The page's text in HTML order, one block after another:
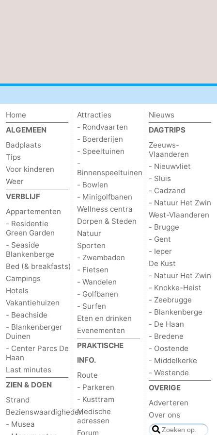
Home
ALGEMEEN
Badplaats
Tips
Voor kinderen
Weer
VERBLIJF
Appartementen
- Residentie
Green Garden
- Seaside
Blankenberge
Bed (& breakfasts)
Campings
Hotels
Vakantiehuizen
- Beachside
- Blankenberger
Duinen
- Center Parcs De
Haan
Last minutes
ZIEN & DOEN
Strand
Bezienswaardigheden
- Musea
Attracties
- Rondvaarten
- Boerderijen
- Speeltuinen
-
Binnenspeeltuinen
- Bowlen
- Minigolfbanen
Wellness centra
Dorpen & Steden
Natuur
Sporten
- Zwembaden
- Fietsen
- Wandelen
- Golfbanen
- Surfen
Eten en drinken
Evenementen
PRAKTISCHE
INFO.
Route
- Parkeren
- Kusttram
Medische
adressen
Forum
Nieuws
DAGTRIPS
Zeeuws-
Vlaanderen
- Nieuwvliet
- Sluis
- Cadzand
- Natuur Het Zwin
West-Vlaanderen
- Brugge
- Gent
- Ieper
De Kust
- Natuur Het Zwin
- Knokke-Heist
- Zeebrugge
- Blankenberge
- De Haan
- Bredene
- Oostende
- Middelkerke
- Westende
OVERIGE
Adverteren
Over ons